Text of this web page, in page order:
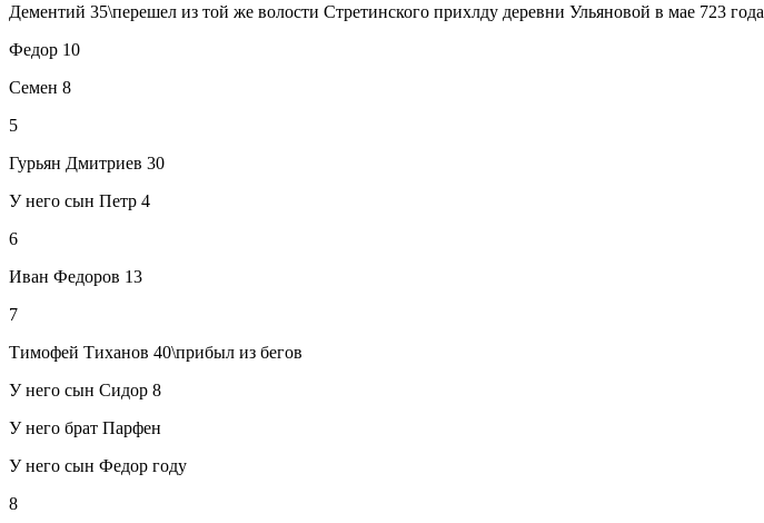
Дементий 35\перешел из той же волости Стретинского прихлду деревни Ульяновой в мае 723 года
Федор 10
Семен 8
5
Гурьян Дмитриев 30
У него сын Петр 4
6
Иван Федоров 13
7
Тимофей Тиханов 40\прибыл из бегов
У него сын Сидор 8
У него брат Парфен
У него сын Федор году
8